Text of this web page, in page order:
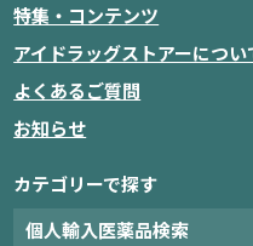
特集・コンテンツ
アイドラッグストアーについ
よくあるご質問
お知らせ
カテゴリーで探す
個人輸入医薬品検索